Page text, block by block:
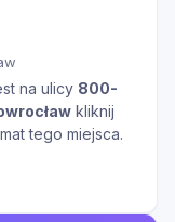
na ulicy 800-
kliknij
tego miejsca.